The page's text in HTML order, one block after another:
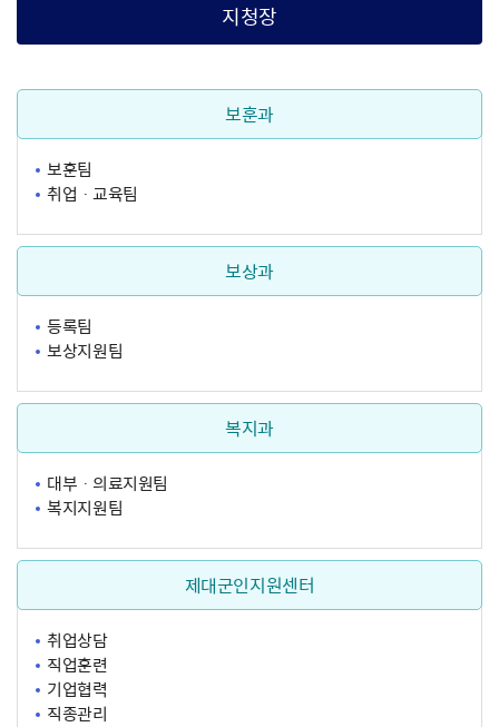
지청장
보훈과
보훈팀
취업ㆍ교육팀
보상과
등록팀
보상지원팀
복지과
대부ㆍ의료지원팀
복지지원팀
제대군인지원센터
취업상담
직업훈련
기업협력
직종관리